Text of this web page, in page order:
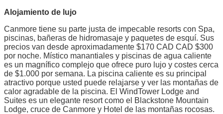
Alojamiento de lujo
Canmore tiene su parte justa de impecable resorts con Spa,
piscinas, bañeras de hidromasaje y paquetes de esquí. Sus
precios van desde aproximadamente $170 CAD CAD $300
por noche. Místico manantiales y piscinas de agua caliente
es un magnífico complejo que ofrece puro lujo y costes cerca
de $1.000 por semana. La piscina caliente es su principal
atractivo porque usted puede relajarse y ver las montañas de
calor agradable de la piscina. El WindTower Lodge and
Suites es un elegante resort como el Blackstone Mountain
Lodge, cruce de Canmore y Hotel de las montañas rocosas.